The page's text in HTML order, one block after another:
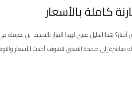
هذا الدليل مبني لهذا القرار بالتحديد. لن نغرقك
مباشرة إلى صفحة الفندق لتشوف أحدث الأسعار